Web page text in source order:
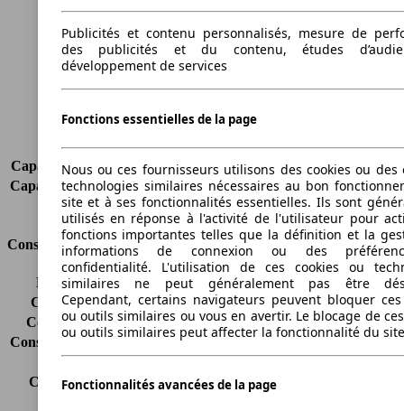
Largeur
1802 mm
Empattement
2682 mm
Poids maximum
Charge maximale
737 kg
Sièges
5
Charge sur toit
-
Capacité de remorquage (sans freins) 740 kg
Capacité de remorquage (avec freins) 1500 kg
Volume du coffre
750 - 2850 l
Consommation
Émissions de CO2*
159 g/km (komb.)
Consommation (ville)
7.3 l/100km
Consommation (route)
5.3 l/100km
Consommation (combinée)* 6.0 l/100km
Classe d'émissions
Capacité du réservoir
61 l
Publicités et contenu personnalisés, mesure de
des publicités et du contenu, études
développement de services
Fonctions essentielles de la page
Nous ou ces fournisseurs utilisons des cookies ou des
technologies similaires nécessaires au bon
site et à ses fonctionnalités essentielles. Ils sont
utilisés en réponse à l'activité de l'utilisateur pour
fonctions importantes telles que la définition et la
informations de connexion ou des
confidentialité. L'utilisation de ces cookies ou
similaires ne peut généralement pas être
Cependant, certains navigateurs peuvent bloquer ces
ou outils similaires ou vous en avertir. Le blocage de
ou outils similaires peut affecter la fonctionnalité du
Fonctionnalités avancées de la page